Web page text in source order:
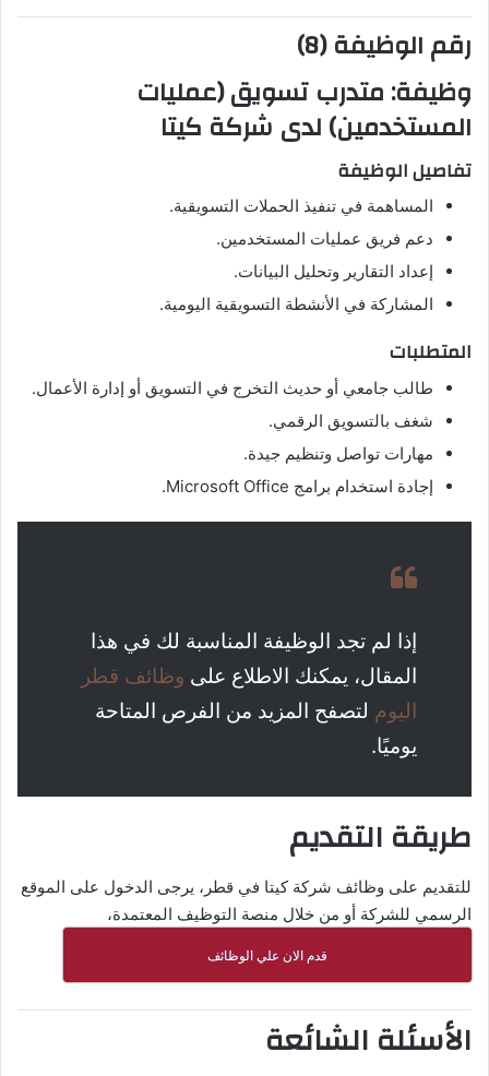
رقم الوظيفة (8)
وظيفة:متدرب تسويق (عمليات
المستخدمين)لدى شركة كيتا
تفاصيل الوظيفة
المساهمة في تنفيذ الحملات التسويقية.
دعم فريق عمليات المستخدمين.
إعداد التقارير وتحليل البيانات.
المشاركة في الأنشطة التسويقية اليومية.
المتطلبات
طالب جامعي أو حديث التخرج في التسويق أو إدارة الأعمال.
شغف بالتسويق الرقمي.
مهارات تواصل وتنظيم جيدة.
إجادة استخدام برامج Microsoft Office.
إذا لم تجد الوظيفة المناسبة لك في هذا
المقال، يمكنك الاطلاع على وظائف قطر
اليوم لتصفح المزيد من الفرص المتاحة
يوميًا.
طريقة التقديم
للتقديم على وظائف شركة كيتا في قطر، يرجى الدخول على الموقع
الرسمي للشركة أو من خلال منصة التوظيف المعتمدة،
قدم الان علي الوظائف
الأسئلة الشائعة